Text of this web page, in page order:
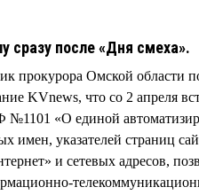
сразу после «Дня смеха».
прокурора Омской области
KVnews, что со 2 апреля
№1101 «О единой
имен, указателей страниц
и сетевых адресов,